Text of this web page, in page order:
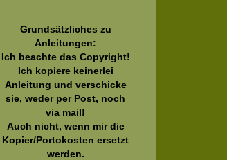
Grundsätzliches zu
Anleitungen:
Ich beachte das Copyright!
Ich kopiere keinerlei
Anleitung und verschicke
sie, weder per Post, noch
via mail!
Auch nicht, wenn mir die
Kopier/Portokosten ersetzt
werden.